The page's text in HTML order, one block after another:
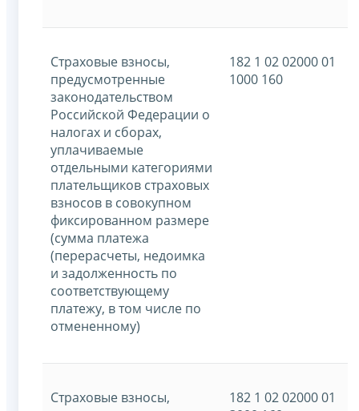
Страховые взносы,
предусмотренные
законодательством
Российской Федерации о
налогах и сборах,
уплачиваемые
отдельными категориями
плательщиков страховых
взносов в совокупном
фиксированном размере
(сумма платежа
(перерасчеты, недоимка
и задолженность по
соответствующему
платежу, в том числе по
отмененному)
182 1 02 02000 01
1000 160
Страховые взносы,
182 1 02 02000 01